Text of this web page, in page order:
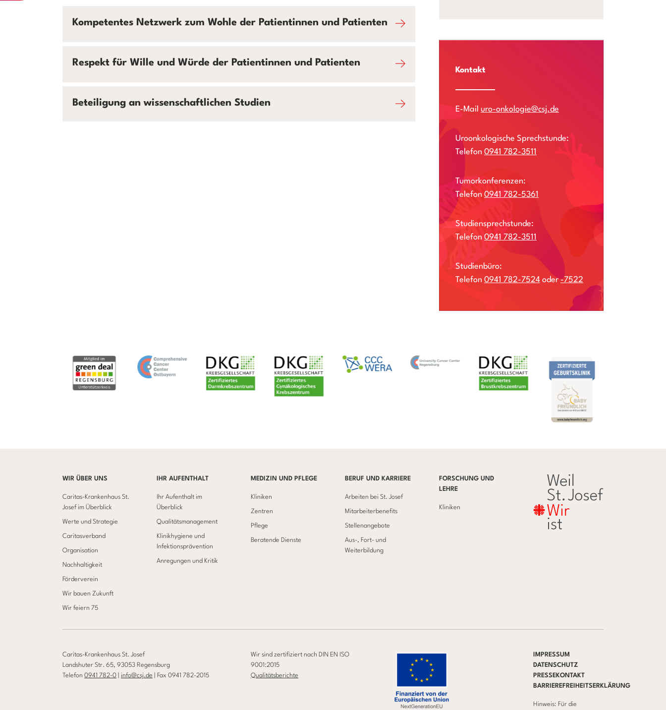
Kompetentes Netzwerk zum Wohle der Patientinnen und Patienten
Respekt für Wille und Würde der Patientinnen und Patienten
Beteiligung an wissenschaftlichen Studien
Kontakt
E-Mail uro-onkologie@csj.de
Uroonkologische Sprechstunde:
Telefon 0941 782-3511
Tumorkonferenzen:
Telefon 0941 782-5361
Studiensprechstunde:
Telefon 0941 782-3511
Studienbüro:
Telefon 0941 782-7524 oder-7522
WIR ÜBER UNS
Caritas-Krankenhaus St.
Josef im Überblick
Werte und Strategie
Caritasverband
Organisation
Nachhaltigkeit
Förderverein
Wir bauen Zukunft
Wir feiern 75
IHR AUFENTHALT
Ihr Aufenthalt im
Überblick
Qualitätsmanagement
Klinikhygiene und
Infektionsprävention
Anregungen und Kritik
MEDIZIN UND PFLEGE
Kliniken
Zentren
Pflege
Beratende Dienste
BERUF UND KARRIERE
Arbeiten bei St. Josef
Mitarbeiterbenefits
Stellenangebote
Aus-, Fort- und
Weiterbildung
FORSCHUNG UND
LEHRE
Kliniken
Caritas-Krankenhaus St. Josef
Landshuter Str. 65, 93053 Regensburg
Telefon 0941 782-0 info@csj.de | Fax 0941 782-2015
Wir sind zertifiziert nach DIN EN ISO
9001:2015
Qualitätsberichte
IMPRESSUM
DATENSCHUTZ
PRESSEKONTAKT
BARRIEREFREIHEITSERKLÄRUNG
Hinweis: Für die